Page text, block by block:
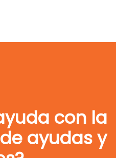
con la
ayudas y